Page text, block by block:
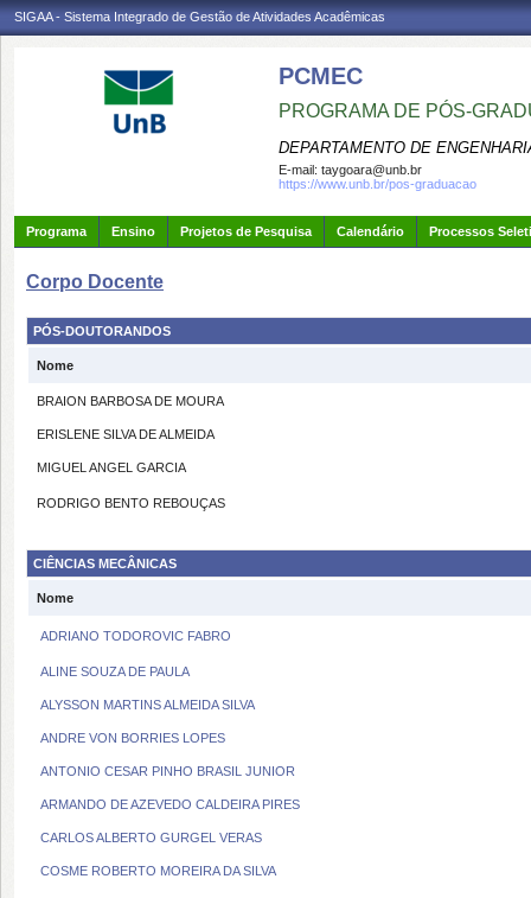
SIGAA - Sistema Integrado de Gestão de Atividades Acadêmicas
PCMEC
PROGRAMA DE PÓS-
DEPARTAMENTO DE
E-mail: taygoara@unb.br
https://www.unb.br/pos-graduacao
Programa Ensino Projetos de Pesquisa Calendário Processos
Corpo Docente
PÓS-DOUTORANDOS
Nome
BRAION BARBOSA DE MOURA
ERISLENE SILVA DE ALMEIDA
MIGUEL ANGEL GARCIA
RODRIGO BENTO REBOUÇAS
CIÊNCIAS MECÂNICAS
Nome
ADRIANO TODOROVIC FABRO
ALINE SOUZA DE PAULA
ALYSSON MARTINS ALMEIDA SILVA
ANDRE VON BORRIES LOPES
ANTONIO CESAR PINHO BRASIL JUNIOR
ARMANDO DE AZEVEDO CALDEIRA PIRES
CARLOS ALBERTO GURGEL VERAS
COSME ROBERTO MOREIRA DA SILVA